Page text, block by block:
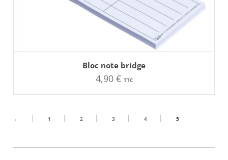
Bloc note bridge
4,90 € TTC
← 1 2 3 4 5